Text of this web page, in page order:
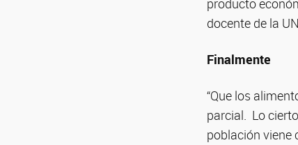
producto
docente de la
Finalmente
“Que los
parcial. Lo
población viene